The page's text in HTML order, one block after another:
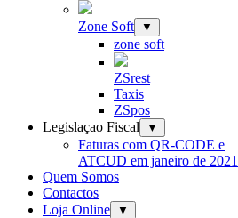
Zone Soft ▼
zone soft
ZSrest
Taxis
ZSpos
Legislaçao Fiscal
▼
Faturas com QR-CODE e
ATCUD em janeiro de 2021
Quem Somos
Contactos
Loja Online
▼